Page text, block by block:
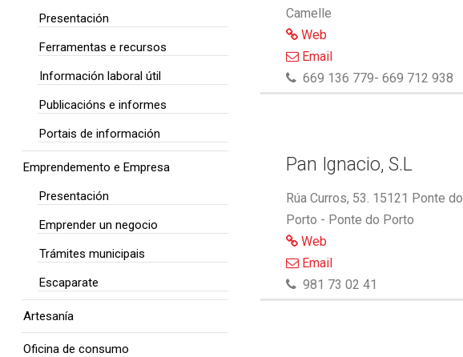
Camelle
Web
Email
669 136 779- 669 712 938
Pan Ignacio, S.L
Rúa Curros, 53. 15121 Ponte do
Porto - Ponte do Porto
Web
Email
981 73 02 41
Presentación
Ferramentas e recursos
Información laboral útil
Publicacións e informes
Portais de información
Emprendemento e Empresa
Presentación
Emprender un negocio
Trámites municipais
Escaparate
Artesanía
Oficina de consumo